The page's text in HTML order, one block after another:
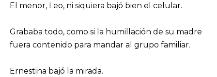
El menor, Leo, ni siquiera bajó bien el celular.
Grababa todo, como si la humillación de su madre
fuera contenido para mandar al grupo familiar.
Ernestina bajó la mirada.